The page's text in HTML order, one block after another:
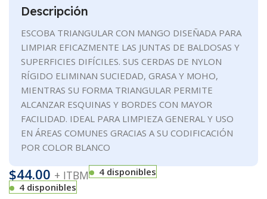
Descripción
ESCOBA TRIANGULAR CON MANGO DISEÑADA PARA
LIMPIAR EFICAZMENTE LAS JUNTAS DE BALDOSAS Y
SUPERFICIES DIFÍCILES. SUS CERDAS DE NYLON
RÍGIDO ELIMINAN SUCIEDAD, GRASA Y MOHO,
MIENTRAS SU FORMA TRIANGULAR PERMITE
ALCANZAR ESQUINAS Y BORDES CON MAYOR
FACILIDAD. IDEAL PARA LIMPIEZA GENERAL Y USO
EN ÁREAS COMUNES GRACIAS A SU CODIFICACIÓN
POR COLOR BLANCO
$44.00 + ITBM
4 disponibles
4 disponibles